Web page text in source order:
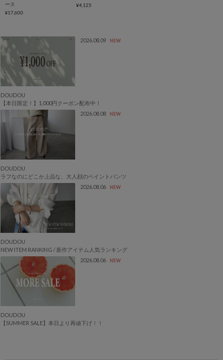
ース
¥17,600
¥4,125
2026.08.09 NEW
DOUDOU
【本日限定！】1,000円クーポン配布中！
2026.08.08
NEW
DOUDOU
ラフなのにどこか上品な、大人顔のペイントパンツ
2026.08.06
NEW
DOUDOU
NEW ITEM RANKING / 新作アイテム人気ランキング
2026.08.06
NEW
DOUDOU
【SUMMER SALE】本日より再値下げ！！